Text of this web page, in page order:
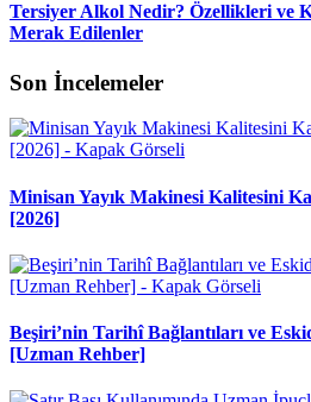
Tersiyer Alkol Nedir? Özellikleri ve
Merak Edilenler
Son İncelemeler
Minisan Yayık Makinesi Kalitesini
[2026]
Beşiri’nin Tarihî Bağlantıları ve
[Uzman Rehber]